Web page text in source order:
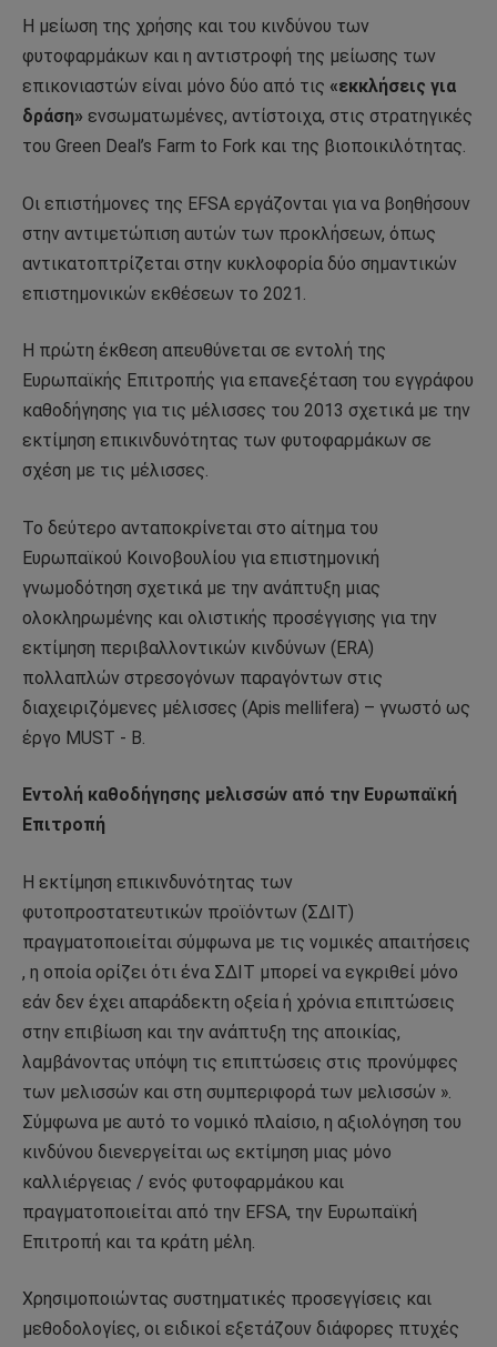
Η μείωση της χρήσης και του κινδύνου των
φυτοφαρμάκων και η αντιστροφή της μείωσης των
επικονιαστών είναι μόνο δύο από τις «εκκλήσεις για
δράση» ενσωματωμένες, αντίστοιχα, στις στρατηγικές
του Green Deal’s Farm to Fork και της βιοποικιλότητας.
Οι επιστήμονες της EFSA εργάζονται για να βοηθήσουν
στην αντιμετώπιση αυτών των προκλήσεων, όπως
αντικατοπτρίζεται στην κυκλοφορία δύο σημαντικών
επιστημονικών εκθέσεων το 2021.
Η πρώτη έκθεση απευθύνεται σε εντολή της
Ευρωπαϊκής Επιτροπής για επανεξέταση του εγγράφου
καθοδήγησης για τις μέλισσες του 2013 σχετικά με την
εκτίμηση επικινδυνότητας των φυτοφαρμάκων σε
σχέση με τις μέλισσες.
Το δεύτερο ανταποκρίνεται στο αίτημα του
Ευρωπαϊκού Κοινοβουλίου για επιστημονική
γνωμοδότηση σχετικά με την ανάπτυξη μιας
ολοκληρωμένης και ολιστικής προσέγγισης για την
εκτίμηση περιβαλλοντικών κινδύνων (ERA)
πολλαπλών στρεσογόνων παραγόντων στις
διαχειριζόμενες μέλισσες (Apis mellifera) – γνωστό ως
έργο MUST ‐ B.
Εντολή καθοδήγησης μελισσών από την Ευρωπαϊκή
Επιτροπή
Η εκτίμηση επικινδυνότητας των
φυτοπροστατευτικών προϊόντων (ΣΔΙΤ)
πραγματοποιείται σύμφωνα με τις νομικές απαιτήσεις
, η οποία ορίζει ότι ένα ΣΔΙΤ μπορεί να εγκριθεί μόνο
εάν δεν έχει απαράδεκτη οξεία ή χρόνια επιπτώσεις
στην επιβίωση και την ανάπτυξη της αποικίας,
λαμβάνοντας υπόψη τις επιπτώσεις στις προνύμφες
των μελισσών και στη συμπεριφορά των μελισσών ».
Σύμφωνα με αυτό το νομικό πλαίσιο, η αξιολόγηση του
κινδύνου διενεργείται ως εκτίμηση μιας μόνο
καλλιέργειας / ενός φυτοφαρμάκου και
πραγματοποιείται από την EFSA, την Ευρωπαϊκή
Επιτροπή και τα κράτη μέλη.
Χρησιμοποιώντας συστηματικές προσεγγίσεις και
μεθοδολογίες, οι ειδικοί εξετάζουν διάφορες πτυχές